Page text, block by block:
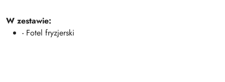
W zestawie:
- Fotel fryzjerski